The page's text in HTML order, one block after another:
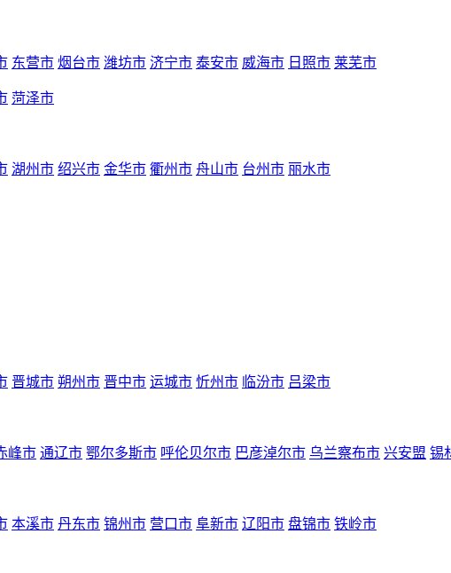
东营市 烟台市 潍坊市 济宁市 泰安市 威海市 日照市 莱芜市
菏泽市
湖州市 绍兴市 金华市 衢州市 舟山市 台州市 丽水市
晋城市 朔州市 晋中市 运城市 忻州市 临汾市 吕梁市
峰市 通辽市 鄂尔多斯市 呼伦贝尔市 巴彦淖尔市 乌兰察布市 兴安盟 锡
本溪市 丹东市 锦州市 营口市 阜新市 辽阳市 盘锦市 铁岭市